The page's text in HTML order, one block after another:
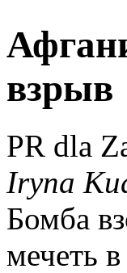
взрыв
PR dla
Iryna
Бомба
мечеть